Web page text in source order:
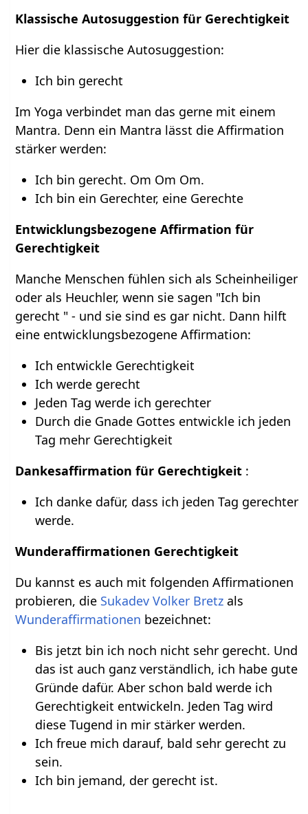
Klassische Autosuggestion für Gerechtigkeit
Hier die klassische Autosuggestion:
Ich bin gerecht
Im Yoga verbindet man das gerne mit einem
Mantra. Denn ein Mantra lässt die Affirmation
stärker werden:
Ich bin gerecht. Om Om Om.
Ich bin ein Gerechter, eine Gerechte
Entwicklungsbezogene Affirmation für
Gerechtigkeit
Manche Menschen fühlen sich als Scheinheiliger
oder als Heuchler, wenn sie sagen "Ich bin
gerecht " - und sie sind es gar nicht. Dann hilft
eine entwicklungsbezogene Affirmation:
Ich entwickle Gerechtigkeit
Ich werde gerecht
Jeden Tag werde ich gerechter
Durch die Gnade Gottes entwickle ich jeden
Tag mehr Gerechtigkeit
Dankesaffirmation für Gerechtigkeit :
Ich danke dafür, dass ich jeden Tag gerechter
werde.
Wunderaffirmationen Gerechtigkeit
Du kannst es auch mit folgenden Affirmationen
probieren, die Sukadev Volker Bretz als
Wunderaffirmationen bezeichnet:
Bis jetzt bin ich noch nicht sehr gerecht. Und
das ist auch ganz verständlich, ich habe gute
Gründe dafür. Aber schon bald werde ich
Gerechtigkeit entwickeln. Jeden Tag wird
diese Tugend in mir stärker werden.
Ich freue mich darauf, bald sehr gerecht zu
sein.
Ich bin jemand, der gerecht ist.